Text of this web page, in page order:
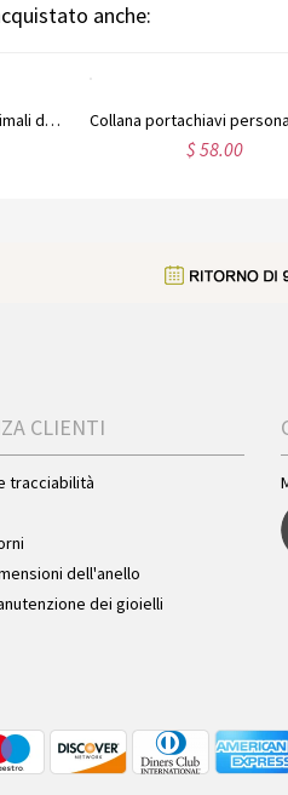
anche:
Portachiavi con foto di animali domestici incisi
$ 58.00
CLIENTI
tracciabilità
dell'anello
dei gioielli